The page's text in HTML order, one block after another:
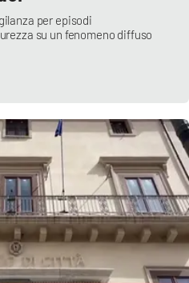
per episodi
su un fenomeno diffuso